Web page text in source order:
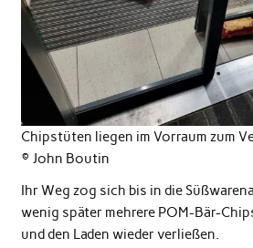
Chipstüten liegen im Vorraum zum
© John Boutin
Ihr Weg zog sich bis in die
wenig später mehrere POM-Bär-
und den Laden wieder verließen.